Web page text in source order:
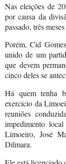
Nas eleições de
por causa da
passado, três
Porém, Cid
unido de um
que devem
cinco deles se
Há quem tenha
exercício da
reuniões
impedimento
Limoeiro, José
Dilmara.